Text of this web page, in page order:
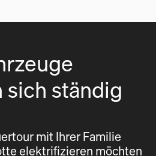
ständig
mit Ihrer Familie
elektrifizieren möchten